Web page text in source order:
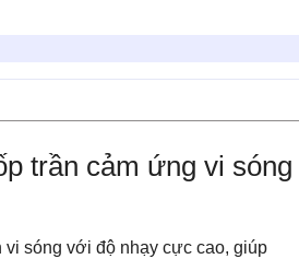
trần cảm ứng vi sóng
sóng với độ nhạy cực cao, giúp